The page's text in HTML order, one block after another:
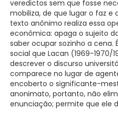
veredictos sem que fosse
mobiliza, de que lugar o faz e
texto anônimo realiza essa
econômica: apaga o sujeito
saber ocupar sozinho a cena.
social que Lacan (1969-1970/
descrever o discurso
comparece no lugar de
encoberto o significante-
anonimato, portanto, não
enunciação; permite que ele